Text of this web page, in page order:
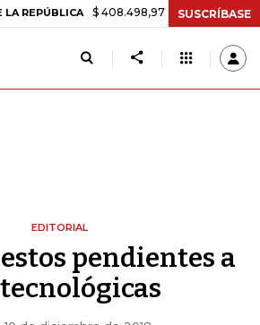
$ 408.498,97 +$ 8.753,81 +2,19%
SUSCRÍBASE
EDITORIAL
pendientes a